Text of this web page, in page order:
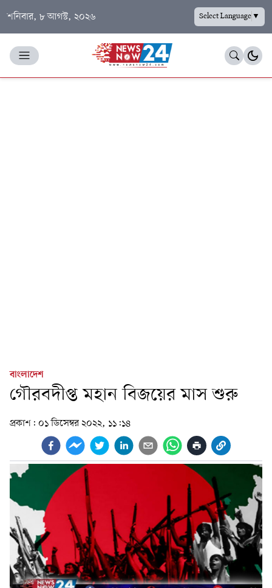
শনিবার, ৮ আগস্ট, ২০২৬ Select Language▼
বাংলাদেশ
গৌরবদীপ্ত মহান বিজয়ের মাস শুরু
প্রকাশ: ০১ ডিসেম্বর ২০২২, ১১:১৪